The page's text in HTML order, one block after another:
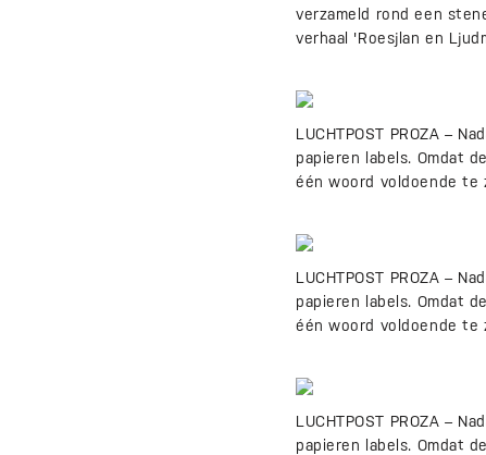
verzameld rond een
verhaal 'Roesjlan en
LUCHTPOST PROZA –
papieren labels. Omdat
één woord voldoende te
LUCHTPOST PROZA –
papieren labels. Omdat
één woord voldoende te
LUCHTPOST PROZA –
papieren labels. Omdat